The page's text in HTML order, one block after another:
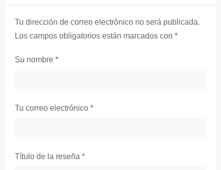
Tu dirección de correo electrónico no será publicada.
Los campos obligatorios están marcados con *
Su nombre *
Tu correo electrónico *
Título de la reseña *